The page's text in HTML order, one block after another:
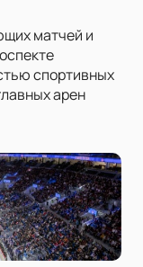
матчей и
спортивных
арен